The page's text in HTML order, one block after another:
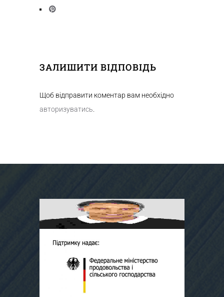
ЗАЛИШИТИ ВІДПОВІДЬ
Щоб відправити коментар вам необхідно
авторизуватись.